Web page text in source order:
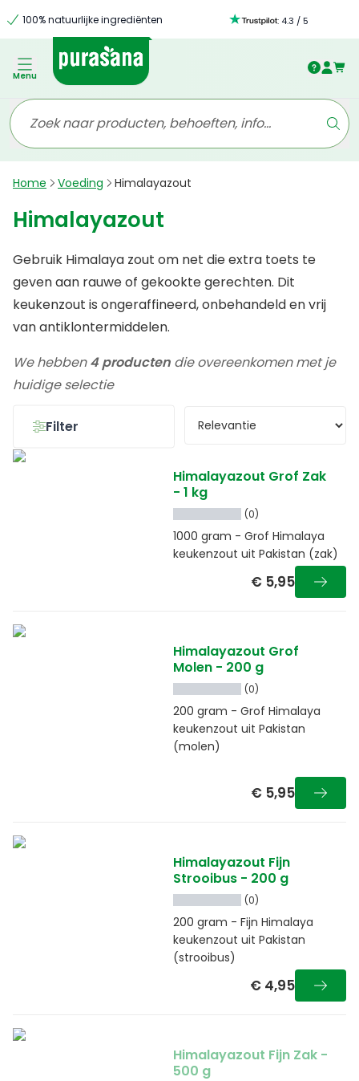
100% natuurlijke ingrediënten : 4.3 /5
Menu
Home Voeding Himalayazout
Himalayazout
Gebruik Himalaya zout om net die extra toets te
geven aan rauwe of gekookte gerechten. Dit
keukenzout is ongeraffineerd, onbehandeld en vrij
van antiklontermiddelen.
We hebben4 producten die overeenkomen met je
huidige selectie
Filter
Himalayazout Grof Zak
- 1 kg
(0)
1000 gram - Grof Himalaya
keukenzout uit Pakistan (zak)
€ 5,95
Himalayazout Grof
Molen - 200 g
(0)
200 gram - Grof Himalaya
keukenzout uit Pakistan
(molen)
€ 5,95
Himalayazout Fijn
Strooibus - 200 g
(0)
200 gram - Fijn Himalaya
keukenzout uit Pakistan
(strooibus)
€ 4,95
Himalayazout Fijn Zak -
500 g